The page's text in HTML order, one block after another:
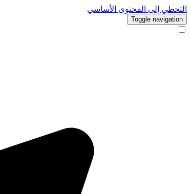
التخطي إلى المحتوى الأساسي
Toggle navigation